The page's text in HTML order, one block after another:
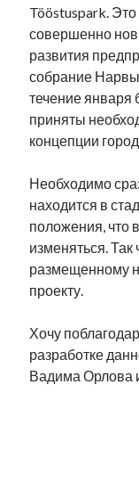
Метки
radio
евросоюз
катри райк кая
нацменьшинства
памятники парад
подкаст
рийгикогу
т.х. ильвес танк
эстония
Tööstuspark.
совершенно
развития
собрание Нарвы
течение января
приняты
концепции
Необходимо
находится в
положения, что
изменяться. Так
размещенному
проекту.
Хочу
разработке
Вадима Орлова